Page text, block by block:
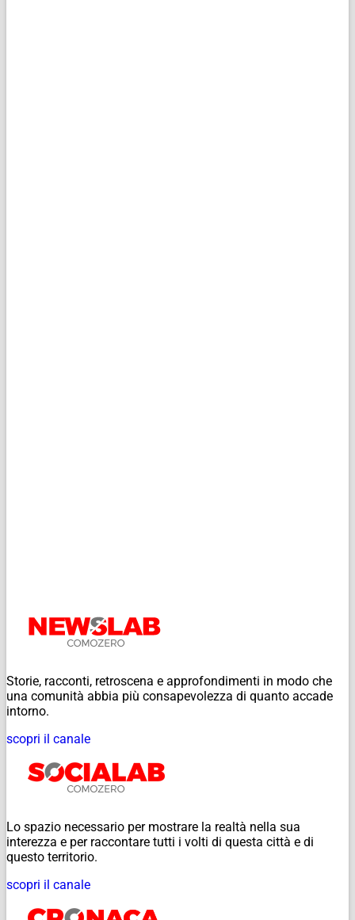
Storie, racconti, retroscena e approfondimenti in modo che
una comunità abbia più consapevolezza di quanto accade
intorno.
scopri il canale
Lo spazio necessario per mostrare la realtà nella sua
interezza e per raccontare tutti i volti di questa città e di
questo territorio.
scopri il canale